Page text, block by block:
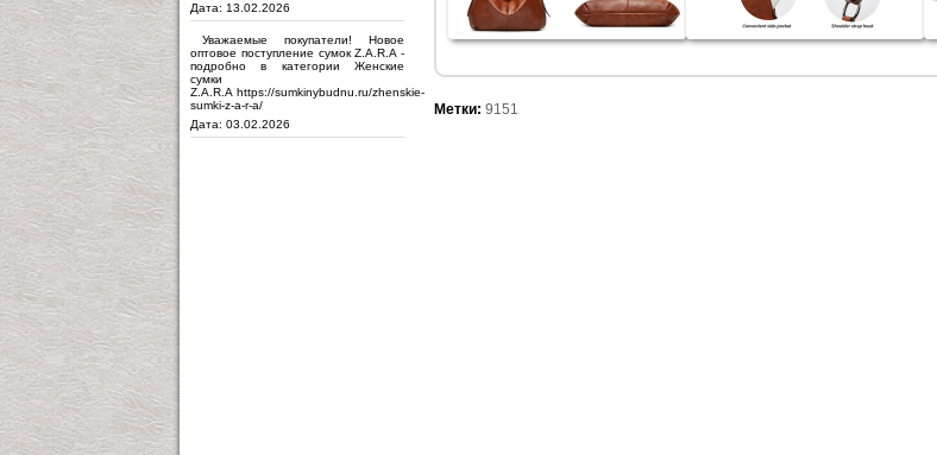
Дата: 13.02.2026
Уважаемые покупатели! Новое
оптовое поступление сумок Z.A.R.A -
подробно в категории Женские
сумки
Z.A.R.A https://sumkinybudnu.ru/zhenskie-
sumki-z-a-r-a/
Дата: 03.02.2026
Метки: 9151